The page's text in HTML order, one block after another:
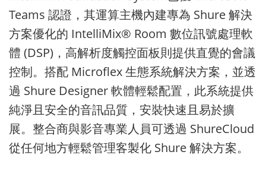
Teams 認證，其運算主機內建專為 Shure 解決
方案優化的 IntelliMix® Room 數位訊號處理軟
體 (DSP)，高解析度觸控面板則提供直覺的會議
控制。搭配 Microflex 生態系統解決方案，並透
過 Shure Designer 軟體輕鬆配置，此系統提供
純淨且安全的音訊品質，安裝快速且易於擴
展。整合商與影音專業人員可透過 ShureCloud
從任何地方輕鬆管理客製化 Shure 解決方案。